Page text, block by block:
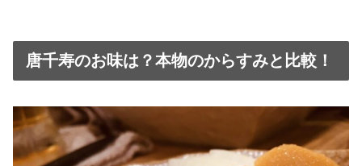
唐千寿のお味は？本物のからすみと比較！